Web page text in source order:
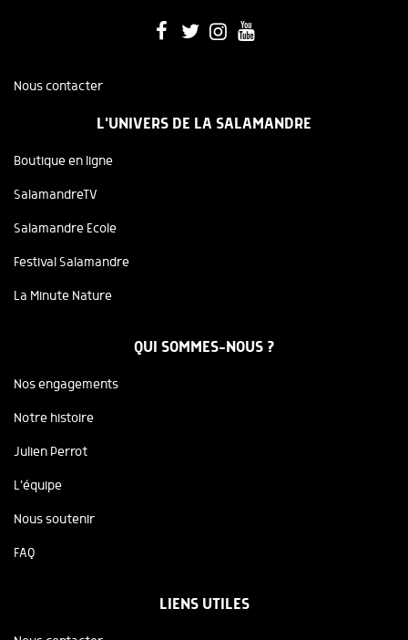
Nous contacter
L'UNIVERS DE LA SALAMANDRE
Boutique en ligne
SalamandreTV
Salamandre Ecole
Festival Salamandre
La Minute Nature
QUI SOMMES-NOUS ?
Nos engagements
Notre histoire
Julien Perrot
L'équipe
Nous soutenir
FAQ
LIENS UTILES